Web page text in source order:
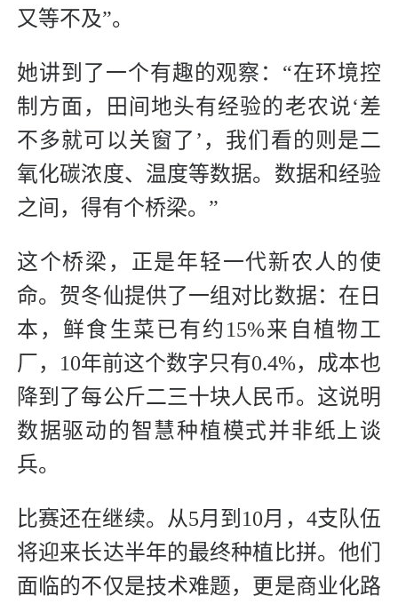
又等不及”。
她讲到了一个有趣的观察：“在环境控
制方面，田间地头有经验的老农说‘差
不多就可以关窗了’，我们看的则是二
氧化碳浓度、温度等数据。数据和经验
之间，得有个桥梁。”
这个桥梁，正是年轻一代新农人的使
命。贺冬仙提供了一组对比数据：在日
本，鲜食生菜已有约15%来自植物工
厂，10年前这个数字只有0.4%，成本也
降到了每公斤二三十块人民币。这说明
数据驱动的智慧种植模式并非纸上谈
兵。
比赛还在继续。从5月到10月，4支队伍
将迎来长达半年的最终种植比拼。他们
面临的不仅是技术难题，更是商业化路